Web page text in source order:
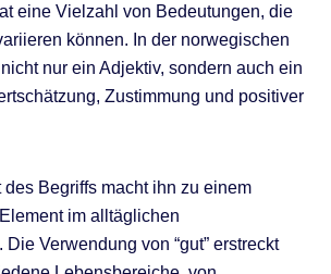
eine Vielzahl von Bedeutungen, die
können. In der norwegischen
nicht nur ein Adjektiv, sondern auch ein
Zustimmung und positiver
Begriffs macht ihn zu einem
im alltäglichen
Verwendung von “gut” erstreckt